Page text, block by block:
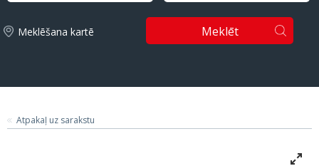
Meklēšana kartē Meklēt
Atpakaļ uz sarakstu